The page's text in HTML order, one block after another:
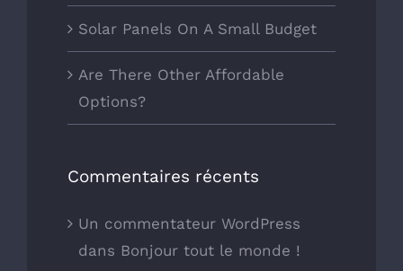
Solar Panels On A Small Budget
Are There Other Affordable
Options?
Commentaires récents
Un commentateur WordPress
dans Bonjour tout le monde !